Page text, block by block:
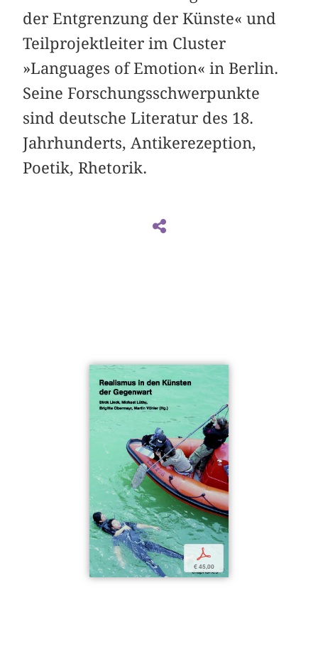
der Entgrenzung der Künste« und
Teilprojektleiter im Cluster
»Languages of Emotion« in Berlin.
Seine Forschungsschwerpunkte
sind deutsche Literatur des 18.
Jahrhunderts, Antikerezeption,
Poetik, Rhetorik.
p
€ 45,00